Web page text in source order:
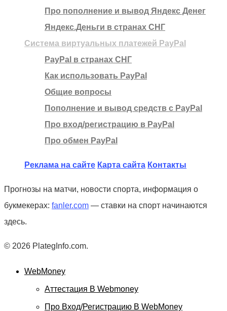
Про пополнение и вывод Яндекс Денег
Яндекс.Деньги в странах СНГ
Система виртуальных платежей PayPal
PayPal в странах СНГ
Как использовать PayPal
Общие вопросы
Пополнение и вывод средств с PayPal
Про вход/регистрацию в PayPal
Про обмен PayPal
Реклама на сайте Карта сайта Контакты
Прогнозы на матчи, новости спорта, информация о
букмекерах: fanler.com — ставки на спорт начинаются
здесь.
© 2026 PlategInfo.com.
WebMoney
Аттестация В Webmoney
Про Вход/регистрацию В WebMoney